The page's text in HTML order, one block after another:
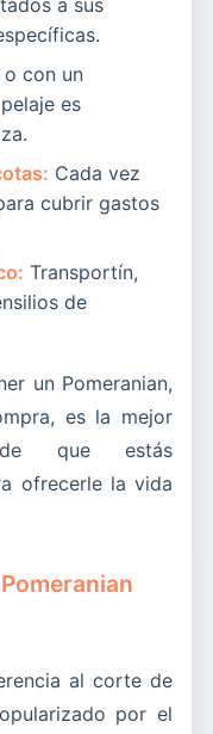
a sus
o con un
es
Cada vez
cubrir gastos
Transportín,
de
un Pomeranian,
es la mejor
que estás
ofrecerle la vida
al corte de
por el